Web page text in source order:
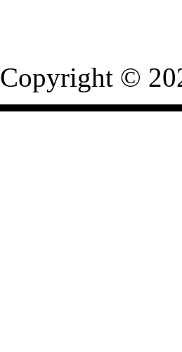
Copyright ©